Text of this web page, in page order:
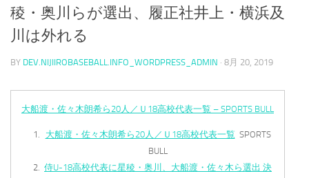
稜・奥川らが選出、履正社井上・横浜及
川は外れる
BY DEV.NIJIIROBASEBALL.INFO_WORDPRESS_ADMIN · 8月 20, 2019
大船渡・佐々木朗希ら20人／Ｕ18高校代表一覧 – SPORTS BULL
大船渡・佐々木朗希ら20人／Ｕ18高校代表一覧 SPORTS
BULL
侍U-18高校代表に星稜・奥川、大船渡・佐々木ら選出 決